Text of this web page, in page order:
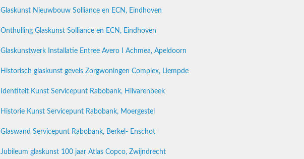
Glaskunst Nieuwbouw Solliance en ECN, Eindhoven
Onthulling Glaskunst Solliance en ECN, Eindhoven
Glaskunstwerk Installatie Entree Avero I Achmea, Apeldoorn
Historisch glaskunst gevels Zorgwoningen Complex, Liempde
Identiteit Kunst Servicepunt Rabobank, Hilvarenbeek
Historie Kunst Servicepunt Rabobank, Moergestel
Glaswand Servicepunt Rabobank, Berkel- Enschot
Jubileum glaskunst 100 jaar Atlas Copco, Zwijndrecht